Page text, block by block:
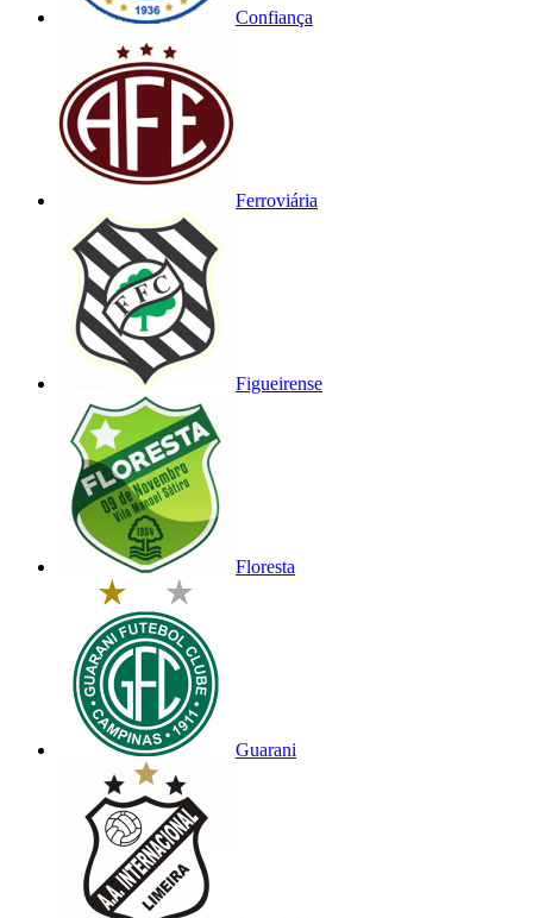
Confiança
Ferroviária
Figueirense
Floresta
Guarani